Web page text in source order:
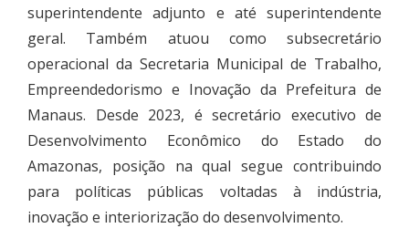
superintendente adjunto e até superintendente
geral. Também atuou como subsecretário
operacional da Secretaria Municipal de Trabalho,
Empreendedorismo e Inovação da Prefeitura de
Manaus. Desde 2023, é secretário executivo de
Desenvolvimento Econômico do Estado do
Amazonas, posição na qual segue contribuindo
para políticas públicas voltadas à indústria,
inovação e interiorização do desenvolvimento.